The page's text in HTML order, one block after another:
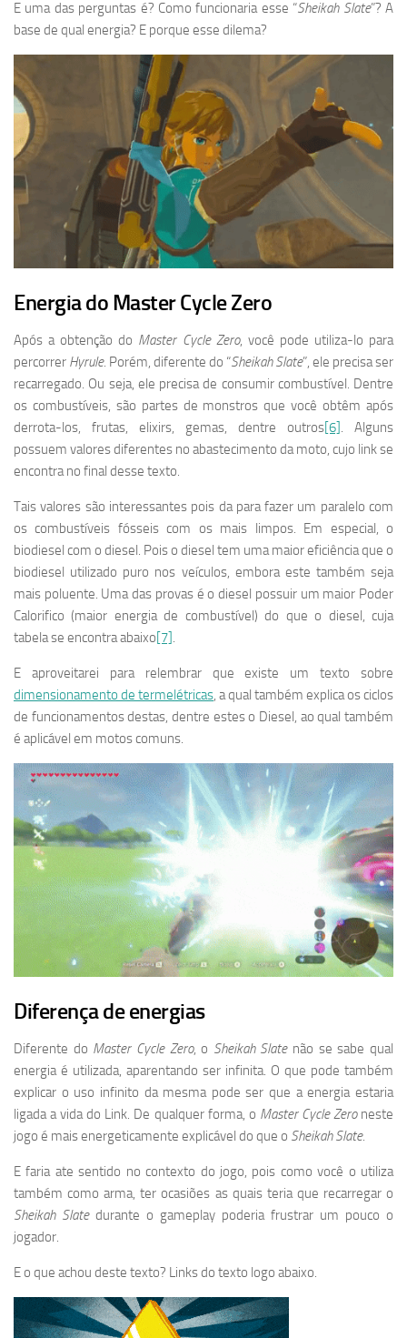
E uma das perguntas é? Como funcionaria esse “Sheikah Slate”? A
base de qual energia? E porque esse dilema?
Energia do Master Cycle Zero
Após a obtenção do Master Cycle Zero, você pode utiliza-lo para
percorrer Hyrule. Porém, diferente do “Sheikah Slate”, ele precisa ser
recarregado. Ou seja, ele precisa de consumir combustível. Dentre
os combustíveis, são partes de monstros que você obtêm após
derrota-los, frutas, elixirs, gemas, dentre outros[6]. Alguns
possuem valores diferentes no abastecimento da moto, cujo link se
encontra no final desse texto.
Tais valores são interessantes pois da para fazer um paralelo com
os combustíveis fósseis com os mais limpos. Em especial, o
biodiesel com o diesel. Pois o diesel tem uma maior eficiência que o
biodiesel utilizado puro nos veículos, embora este também seja
mais poluente. Uma das provas é o diesel possuir um maior Poder
Calorifico (maior energia de combustível) do que o diesel, cuja
tabela se encontra abaixo[7].
E aproveitarei para relembrar que existe um texto sobre
dimensionamento de termelétricas, a qual também explica os ciclos
de funcionamentos destas, dentre estes o Diesel, ao qual também
é aplicável em motos comuns.
Diferença de energias
Diferente do Master Cycle Zero, o Sheikah Slatenão se sabe qual
energia é utilizada, aparentando ser infinita. O que pode também
explicar o uso infinito da mesma pode ser que a energia estaria
ligada a vida do Link. De qualquer forma, o Master Cycle Zeroneste
jogo é mais energeticamente explicável do que o Sheikah Slate.
E faria ate sentido no contexto do jogo, pois como você o utiliza
também como arma, ter ocasiões as quais teria que recarregar o
Sheikah Slatedurante o gameplay poderia frustrar um pouco o
jogador.
E o que achou deste texto? Links do texto logo abaixo.